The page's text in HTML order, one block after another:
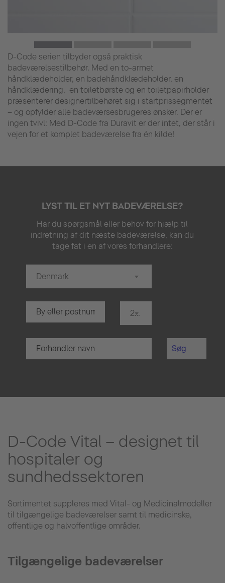
D-Code serien tilbyder også praktisk
badeværelsestilbehør. Med en to-armet
håndklædeholder, en badehåndklædeholder, en
håndklædering, en toiletbørste og en toiletpapirholder
præsenterer designertilbehøret sig i startprissegmentet
– og opfylder alle badeværsesbrugeres ønsker. Der er
ingen tvivl: Med D-Code fra Duravit er der intet, der står i
vejen for et komplet badeværelse fra én kilde!
LYST TIL ET NYT BADEVÆRELSE?
Har du spørgsmål eller behov for hjælp til
indretning af dit næste badeværelse, kan du
tage fat i en af vores forhandlere:
Denmark
20 km.
Søg
D-Code Vital – designet til
hospitaler og
sundhedssektoren
Sortimentet suppleres med Vital- og Medicinalmodeller
til tilgængelige badeværelser samt til medicinske,
offentlige og halvoffentlige områder.
Tilgængelige badeværelser